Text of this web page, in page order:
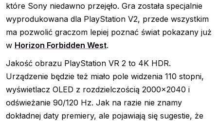
które Sony niedawno przejęło. Gra została specjalnie
wyprodukowana dla PlayStation V2, przede wszystkim
ma pozwolić graczom lepiej poznać świat pokazany już
w Horizon Forbidden West.
Jakość obrazu PlayStation VR 2 to 4K HDR.
Urządzenie będzie też miało pole widzenia 110 stopni,
wyświetlacz OLED z rozdzielczością 2000×2040 i
odświeżanie 90/120 Hz. Jak na razie nie znamy
dokładnej daty premiery, ale pojawiają się sugestie, że